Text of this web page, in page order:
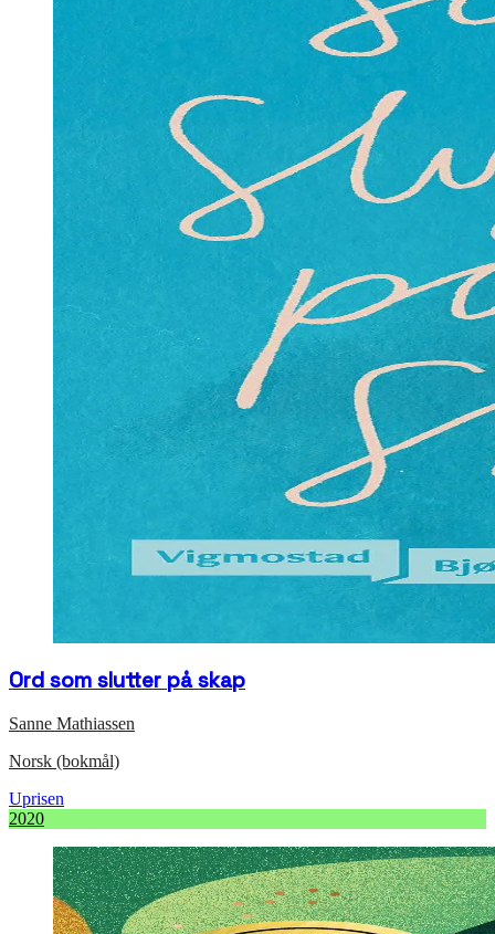
Ord som slutter på skap
Sanne Mathiassen
Norsk (bokmål)
Uprisen
2020